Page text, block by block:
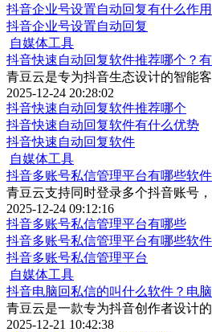
抖音企业号设置自动回复有什么作用
抖音企业号设置自动回复
自媒体工具
抖音快速自动回复软件推荐哪个？
青豆云是专为抖音生态设计的智能
2025-12-24 20:28:02
抖音快速自动回复软件推荐哪个
抖音快速自动回复软件有什么优势
抖音快速自动回复软件
自媒体工具
抖音多账号私信管理平台有哪些软
青豆云支持同时登录多个抖音账号
2025-12-24 09:12:16
抖音多账号私信管理平台有哪些
抖音多账号私信管理平台有哪些软件
抖音多账号私信管理平台
自媒体工具
抖音电脑回私信的叫什么软件？电
青豆云是一款专为抖音创作者设计
2025-12-21 10:42:38